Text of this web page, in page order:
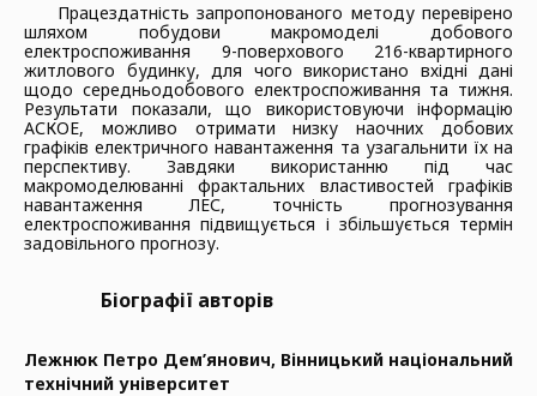
Працездатність запропонованого методу перевірено
шляхом побудови макромоделі добового
електроспоживання 9-поверхового 216-квартирного
житлового будинку, для чого використано вхідні дані
щодо середньодобового електроспоживання та тижня.
Результати показали, що використовуючи інформацію
АСКОЕ, можливо отримати низку наочних добових
графіків електричного навантаження та узагальнити їх на
перспективу. Завдяки використанню під час
макромоделюванні фрактальних властивостей графіків
навантаження ЛЕС, точність прогнозування
електроспоживання підвищується і збільшується термін
задовільного прогнозу.
Біографії авторів
Лежнюк Петро Дем’янович, Вінницький національний
технічний університет